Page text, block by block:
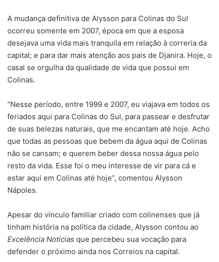
A mudança definitiva de Alysson para Colinas do Sul
ocorreu somente em 2007, época em que a esposa
desejava uma vida mais tranquila em relação à correria da
capital; e para dar mais atenção aos pais de Djanira. Hoje, o
casal se orgulha da qualidade de vida que possui em
Colinas.
“Nesse período, entre 1999 e 2007, eu viajava em todos os
feriados aqui para Colinas do Sul, para passear e desfrutar
de suas belezas naturais, que me encantam até hoje. Acho
que todas as pessoas que bebem da água aqui de Colinas
não se cansam; e querem beber dessa nossa água pelo
resto da vida. Esse foi o meu interesse de vir para cá e
estar aqui em Colinas até hoje”, comentou Alysson
Nápoles.
Apesar do vínculo familiar criado com colinenses que já
tinham história na política da cidade, Alysson contou ao
Excelência Notícias que percebeu sua vocação para
defender o próximo ainda nos Correios na capital.